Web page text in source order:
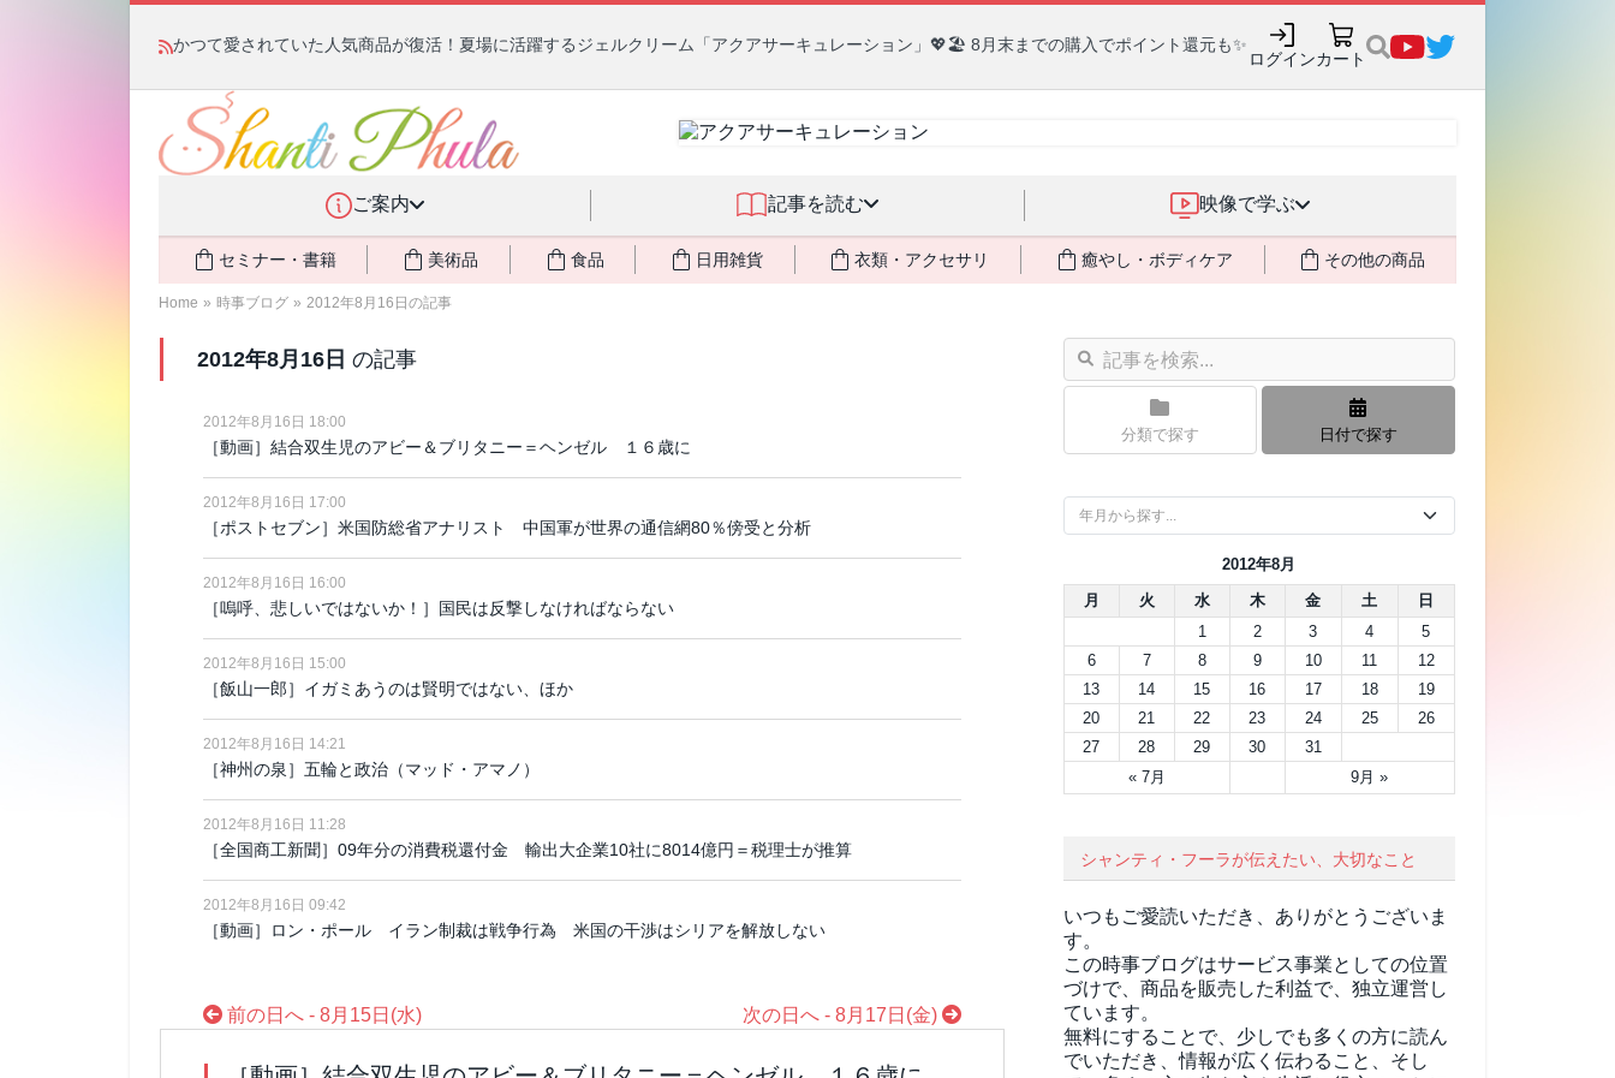
かつて愛されていた人気商品が復活！夏場に活躍するジェルクリーム「アクアサーキュレーション」💖🏖️ 8月末までの購入でポイント還元も✨
ログインカート
ご案内 記事を読む 映像で学ぶ
セミナー・書籍 美術品 食品 日用雑貨 衣類・アクセサリ 癒やし・ボディケア その他の商品
Home » 時事ブログ » 2012年8月16日の記事
2012年8月16日 の記事
2012年8月16日 18:00
［動画］結合双生児のアビー＆ブリタニー＝ヘンゼル １６歳に
2012年8月16日 17:00
［ポストセブン］米国防総省アナリスト 中国軍が世界の通信網80％傍受と分析
2012年8月16日 16:00
［嗚呼、悲しいではないか！］国民は反撃しなければならない
2012年8月16日 15:00
［飯山一郎］イガミあうのは賢明ではない、ほか
2012年8月16日 14:21
［神州の泉］五輪と政治（マッド・アマノ）
2012年8月16日 11:28
［全国商工新聞］09年分の消費税還付金 輸出大企業10社に8014億円＝税理士が推算
2012年8月16日 09:42
［動画］ロン・ポール イラン制裁は戦争行為 米国の干渉はシリアを解放しない
前の日へ - 8月15日(水) 次の日へ - 8月17日(金)
分類で探す 日付で探す
2012年8月
月
火 水 木 金 土 日
« 7月 9月 »
1 2 3 4
5
6
7 8 9 10 11
12
13
14 15 16 17 18
19
20
21 22 23 24 25
26
27
28 29 30 31
シャンティ・フーラが伝えたい、大切なこと
いつもご愛読いただき、ありがとうございま
す。
この時事ブログはサービス事業としての位置
づけで、商品を販売した利益で、独立運営し
ています。
無料にすることで、少しでも多くの方に読ん
でいただき、情報が広く伝わること、そし